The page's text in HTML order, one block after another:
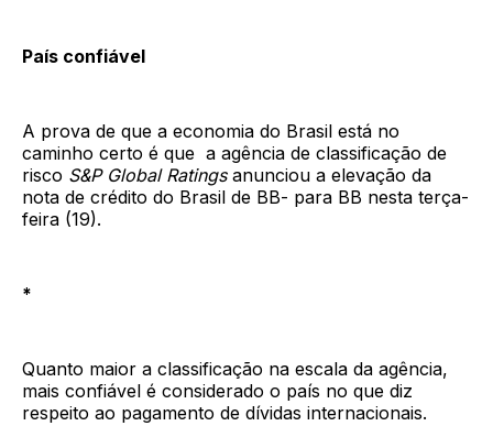
País confiável
A prova de que a economia do Brasil está no
caminho certo é que a agência de classificação de
risco S&P Global Ratingsanunciou a elevação da
nota de crédito do Brasil de BB- para BB nesta terça-
feira (19).
*
Quanto maior a classificação na escala da agência,
mais confiável é considerado o país no que diz
respeito ao pagamento de dívidas internacionais.